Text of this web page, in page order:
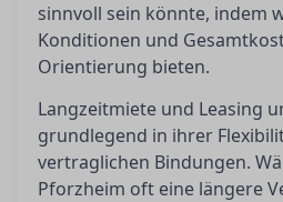
sinnvoll sein könnte, indem
Konditionen und
Orientierung bieten.
Langzeitmiete und Leasing
grundlegend in ihrer
vertraglichen Bindungen.
Pforzheim oft eine längere